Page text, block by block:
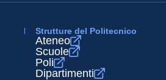
Strutture del Politecnico
Ateneo
Scuole
Poli
Dipartimenti